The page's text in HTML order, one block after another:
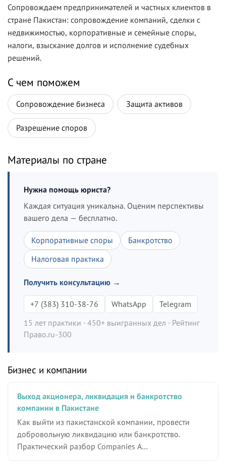
Сопровождаем предпринимателей и частных клиентов в
стране Пакистан: сопровождение компаний, сделки с
недвижимостью, корпоративные и семейные споры,
налоги, взыскание долгов и исполнение судебных
решений.
С чем поможем
Сопровождение бизнеса Защита активов
Разрешение споров
Материалы по стране
Нужна помощь юриста?
Каждая ситуация уникальна. Оценим перспективы
вашего дела — бесплатно.
Корпоративные споры
Банкротство
Налоговая практика
Получить консультацию →
+7 (383) 310-38-76 WhatsApp
Telegram
15 лет практики · 450+ выигранных дел · Рейтинг
Право.ru-300
Бизнес и компании
Выход акционера, ликвидация и банкротство
компании в Пакистане
Как выйти из пакистанской компании, провести
добровольную ликвидацию или банкротство.
Практический разбор Companies A…